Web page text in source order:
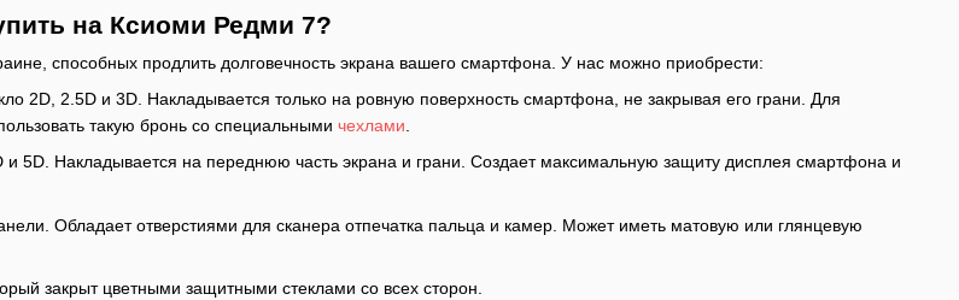
на Ксиоми Редми 7?
способных продлить долговечность экрана вашего смартфона. У нас можно приобрести:
2D, 2.5D и 3D. Накладывается только на ровную поверхность смартфона, не закрывая его грани. Для
такую бронь со специальными чехлами
и 5D. Накладывается на переднюю часть экрана и грани. Создает максимальную защиту дисплея смартфона и
Обладает отверстиями для сканера отпечатка пальца и камер. Может иметь матовую или глянцевую
закрыт цветными защитными стеклами со всех сторон.